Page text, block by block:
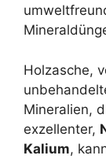
Holzasche,
Mineralien,
exzellenter,
Kalium,